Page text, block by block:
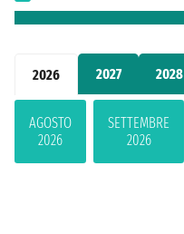
2026 2027 2028
AGOSTO
2026
SETTEMBRE
2026